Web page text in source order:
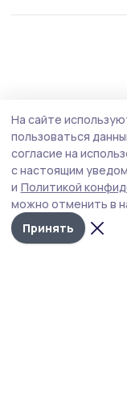
На сайте
пользоваться
согласие на
с настоящим
и Политикой
можно отменить в
Принять